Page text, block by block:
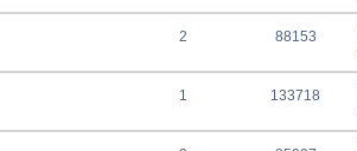
2 88153
1 133718